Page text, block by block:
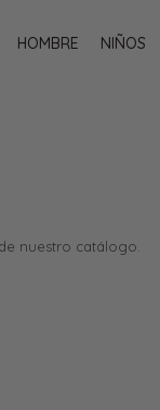
HOMBRE NIÑOS
nuestro catálogo.